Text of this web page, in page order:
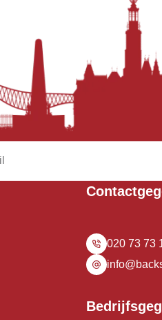
020 73 73